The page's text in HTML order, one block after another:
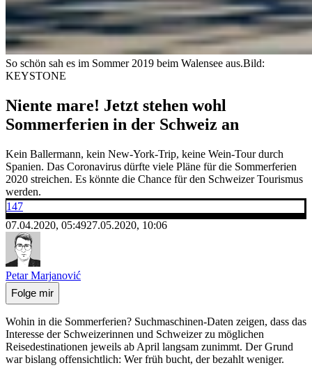
So schön sah es im Sommer 2019 beim Walensee aus.Bild:
KEYSTONE
Niente mare! Jetzt stehen wohl
Sommerferien in der Schweiz an
Kein Ballermann, kein New-York-Trip, keine Wein-Tour durch
Spanien. Das Coronavirus dürfte viele Pläne für die Sommerferien
2020 streichen. Es könnte die Chance für den Schweizer Tourismus
werden.
147
07.04.2020, 05:4927.05.2020, 10:06
Petar Marjanović
Folge mir
Wohin in die Sommerferien? Suchmaschinen-Daten zeigen, dass das
Interesse der Schweizerinnen und Schweizer zu möglichen
Reisedestinationen jeweils ab April langsam zunimmt. Der Grund
war bislang offensichtlich: Wer früh bucht, der bezahlt weniger.